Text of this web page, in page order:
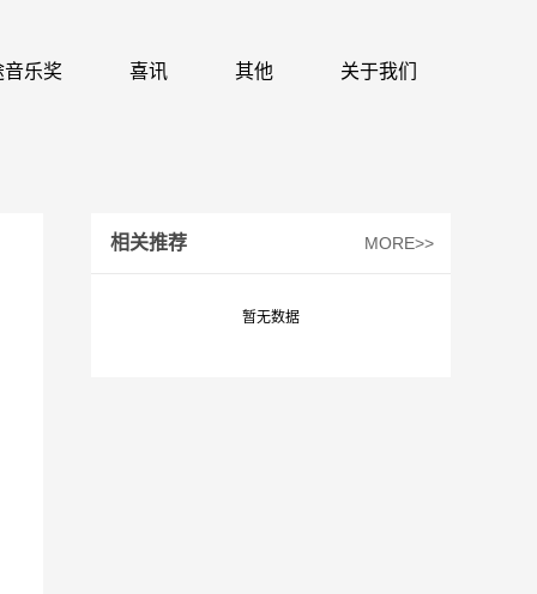
音乐奖 喜讯 其他 关于我们
相关推荐 MORE>>
暂无数据